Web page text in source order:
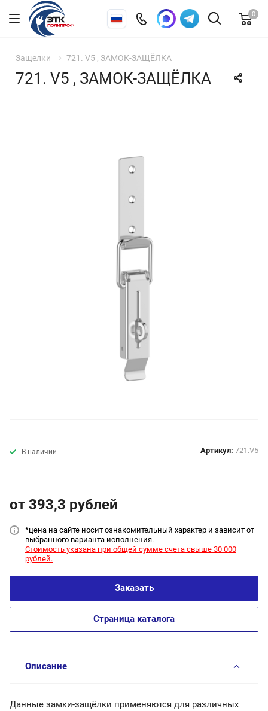
0
Защелки 721. V5 , ЗАМОК-ЗАЩЁЛКА
721. V5 , ЗАМОК-ЗАЩЁЛКА
В наличии Артикул: 721.V5
от 393,3 рублей
*цена на сайте носит ознакомительный характер и зависит от
выбранного варианта исполнения.
Стоимость указана при общей сумме счета свыше 30 000
рублей.
Заказать
Страница каталога
Описание
Данные замки-защёлки применяются для различных